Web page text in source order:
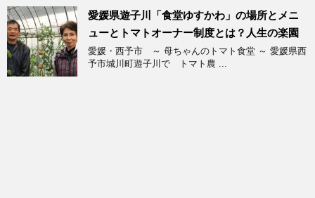
愛媛県遊子川「食堂ゆすかわ」の場所とメニ
ューとトマトオーナー制度とは？人生の楽園
愛媛・西予市 ～ 母ちゃんのトマト食堂 ～ 愛媛県西
予市城川町遊子川で トマト農 ...